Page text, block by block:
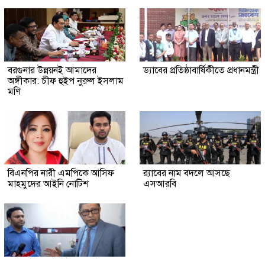
বরগুনার উন্নয়নই আমাদের
অঙ্গীকার: চীফ হুইপ নুরুল ইসলাম
মণি
ড্যাবের প্রতিষ্ঠাবার্ষিকীতে প্রধানমন্ত্রী
বিএনপির নারী এমপিকে আসিফ
মাহমুদের আইনি নোটিশ
র‍্যাবের নাম বদলে আসছে
এসআরবি